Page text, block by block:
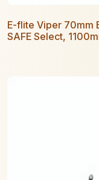
E-flite Viper 70mm
SAFE Select,